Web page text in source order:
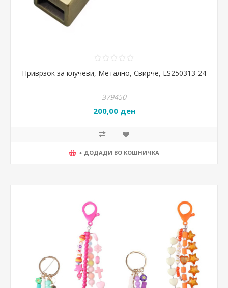
Приврзок за клучеви, Метално, Свирче, LS250313-24
379450
200,00 ден
+ ДОДАДИ ВО КОШНИЧКА